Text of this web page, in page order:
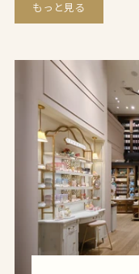
もっと見る